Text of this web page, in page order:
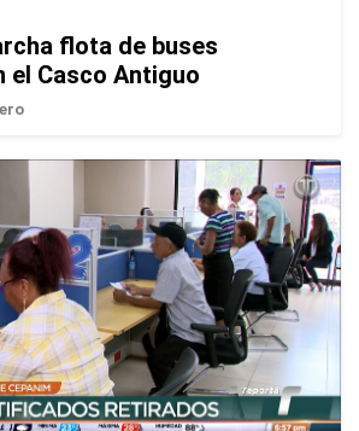
flota de buses
el Casco Antiguo